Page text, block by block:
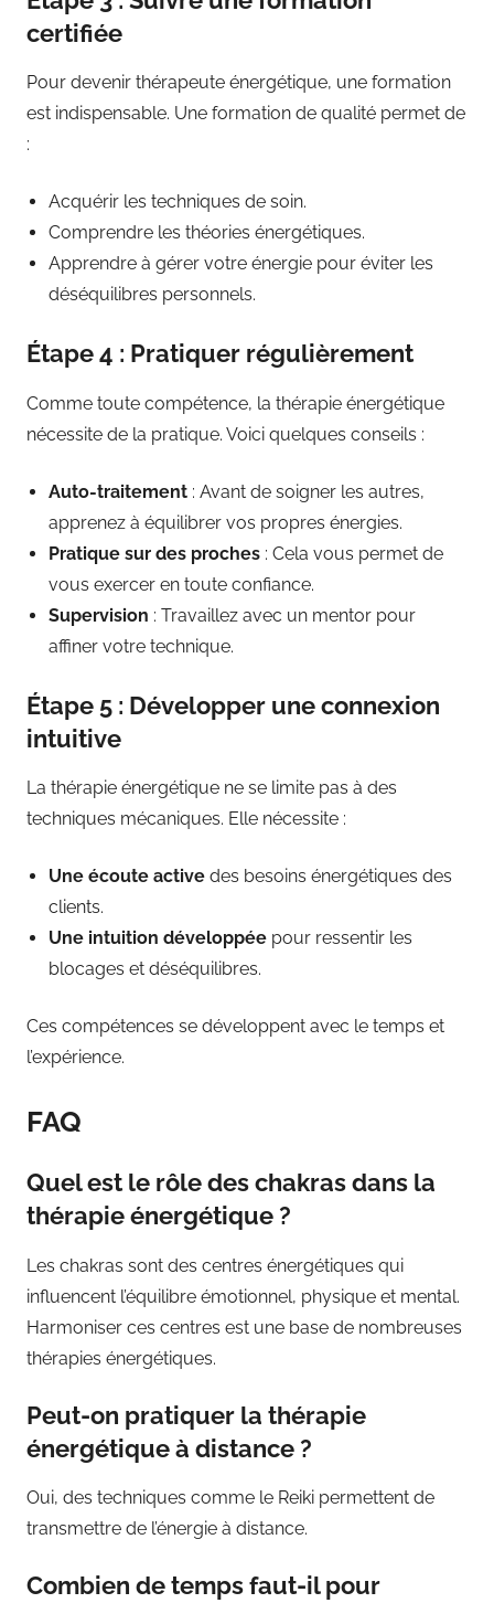
certifiée
Pour devenir thérapeute énergétique, une formation
est indispensable. Une formation de qualité permet de
:
Acquérir les techniques de soin.
Comprendre les théories énergétiques.
Apprendre à gérer votre énergie pour éviter les
déséquilibres personnels.
Étape 4 : Pratiquer régulièrement
Comme toute compétence, la thérapie énergétique
nécessite de la pratique. Voici quelques conseils :
Auto-traitement : Avant de soigner les autres,
apprenez à équilibrer vos propres énergies.
Pratique sur des proches : Cela vous permet de
vous exercer en toute confiance.
Supervision : Travaillez avec un mentor pour
affiner votre technique.
Étape 5 : Développer une connexion
intuitive
La thérapie énergétique ne se limite pas à des
techniques mécaniques. Elle nécessite :
Une écoute active des besoins énergétiques des
clients.
Une intuition développée pour ressentir les
blocages et déséquilibres.
Ces compétences se développent avec le temps et
l’expérience.
FAQ
Quel est le rôle des chakras dans la
thérapie énergétique ?
Les chakras sont des centres énergétiques qui
influencent l’équilibre émotionnel, physique et mental.
Harmoniser ces centres est une base de nombreuses
thérapies énergétiques.
Peut-on pratiquer la thérapie
énergétique à distance ?
Oui, des techniques comme le Reiki permettent de
transmettre de l’énergie à distance.
Combien de temps faut-il pour